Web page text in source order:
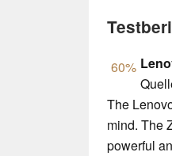
60%
The
mind. The
powerful